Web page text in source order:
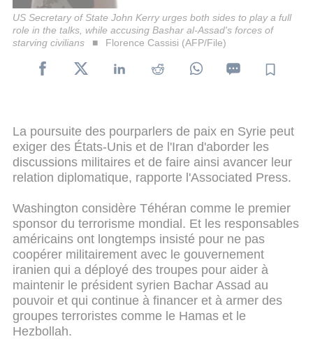
US Secretary of State John Kerry urges both sides to play a full
role in the talks, while accusing Bashar al-Assad's forces of
starving civilians
Florence Cassisi (AFP/File)
La poursuite des pourparlers de paix en Syrie peut
exiger des États-Unis et de l'Iran d'aborder les
discussions militaires et de faire ainsi avancer leur
relation diplomatique, rapporte l'Associated Press.
Washington considère Téhéran comme le premier
sponsor du terrorisme mondial. Et les responsables
américains ont longtemps insisté pour ne pas
coopérer militairement avec le gouvernement
iranien qui a déployé des troupes pour aider à
maintenir le président syrien Bachar Assad au
pouvoir et qui continue à financer et à armer des
groupes terroristes comme le Hamas et le
Hezbollah.